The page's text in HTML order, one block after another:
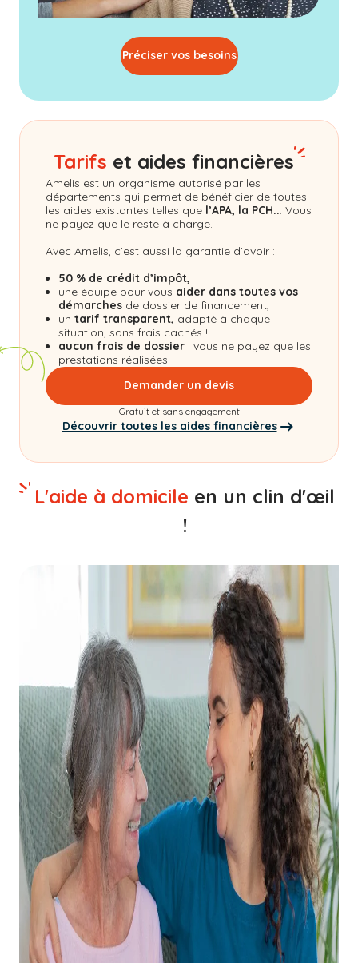
Préciser vos besoins
Tarifs et aides financières
Amelis est un organisme autorisé par les
départements qui permet de bénéficier de toutes
les aides existantes telles que l’APA, la PCH... Vous
ne payez que le reste à charge.
Avec Amelis, c’est aussi la garantie d’avoir :
50 % de crédit d’impôt,
une équipe pour vous aider dans toutes vos
démarches de dossier de financement,
un tarif transparent, adapté à chaque
situation, sans frais cachés !
aucun frais de dossier : vous ne payez que les
prestations réalisées.
Demander un devis
Gratuit et sans engagement
Découvrir toutes les aides financières
L'aide à domicile en un clin d'œil
!